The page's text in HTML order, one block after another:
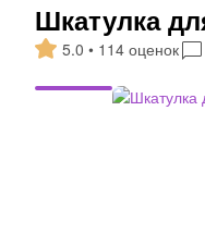
Шкатулка
5.0 • 114 оценок